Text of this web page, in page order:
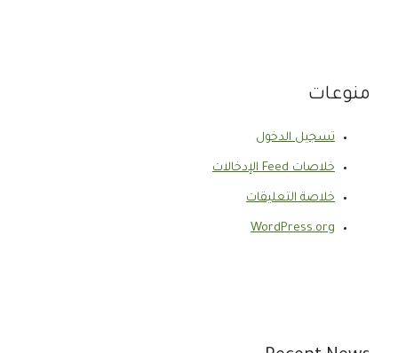
منوعات
تسجيل الدخول
خلاصات Feed الإدخالات
خلاصة التعليقات
WordPress.org